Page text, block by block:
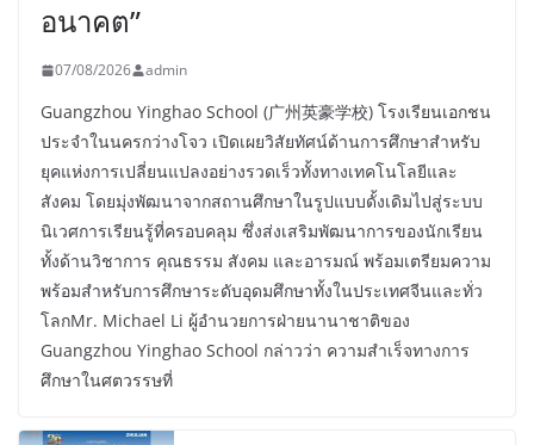
อนาคต”
07/08/2026 admin
Guangzhou Yinghao School (广州英豪学校) โรงเรียนเอกชน
ประจำในนครกว่างโจว เปิดเผยวิสัยทัศน์ด้านการศึกษาสำหรับ
ยุคแห่งการเปลี่ยนแปลงอย่างรวดเร็วทั้งทางเทคโนโลยีและ
สังคม โดยมุ่งพัฒนาจากสถานศึกษาในรูปแบบดั้งเดิมไปสู่ระบบ
นิเวศการเรียนรู้ที่ครอบคลุม ซึ่งส่งเสริมพัฒนาการของนักเรียน
ทั้งด้านวิชาการ คุณธรรม สังคม และอารมณ์ พร้อมเตรียมความ
พร้อมสำหรับการศึกษาระดับอุดมศึกษาทั้งในประเทศจีนและทั่ว
โลกMr. Michael Li ผู้อำนวยการฝ่ายนานาชาติของ
Guangzhou Yinghao School กล่าวว่า ความสำเร็จทางการ
ศึกษาในศตวรรษที่